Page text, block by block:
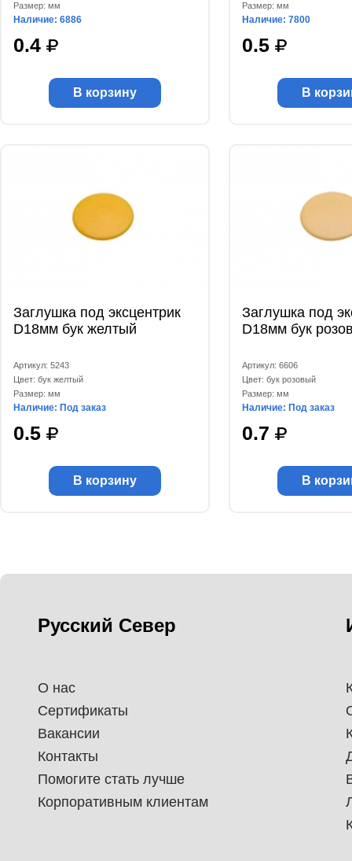
Размер: мм
Наличие: 6886
0.4
В корзину
Размер: мм
Наличие: 7800
0.5
В
Заглушка под эксцентрик
D18мм бук желтый
Артикул: 5243
Цвет: бук желтый
Размер: мм
Наличие: Под заказ
0.5
В корзину
Заглушка под
D18мм бук
Артикул: 6606
Цвет: бук розовый
Размер: мм
Наличие: Под заказ
0.7
В
Русский Север
О нас
Сертификаты
Вакансии
Контакты
Помогите стать лучше
Корпоративным клиентам